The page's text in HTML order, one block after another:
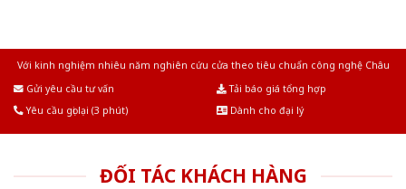
Với kinh nghiệm nhiêu năm nghiên cứu cửa theo tiêu chuẩn công nghệ Châu
Gửi yêu cầu tư vấn
Tải báo giá tổng hợp
Yêu cầu gọi lại (3 phút)
Dành cho đại lý
ĐỐI TÁC KHÁCH HÀNG